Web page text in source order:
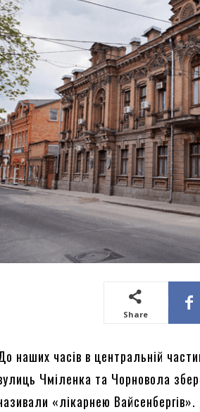
Share
наших часів в центральній
Чміленка та Чорновола
«лікарнею